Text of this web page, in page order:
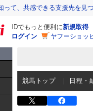
って、共感できる支援先を見
IDでもっと便利に新規取得
ログイン
ヤフーショッ
競馬トップ 日程・